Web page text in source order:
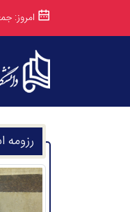
امروز: جمعه 16
رزومه